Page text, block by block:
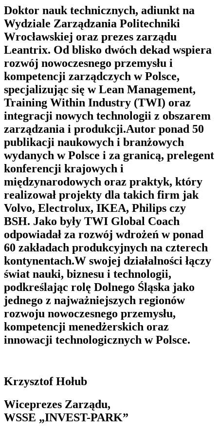
Doktor nauk technicznych, adiunkt na
Wydziale Zarządzania Politechniki
Wrocławskiej oraz prezes zarządu
Leantrix. Od blisko dwóch dekad wspiera
rozwój nowoczesnego przemysłu i
kompetencji zarządczych w Polsce,
specjalizując się w Lean Management,
Training Within Industry (TWI) oraz
integracji nowych technologii z obszarem
zarządzania i produkcji.Autor ponad 50
publikacji naukowych i branżowych
wydanych w Polsce i za granicą, prelegent
konferencji krajowych i
międzynarodowych oraz praktyk, który
realizował projekty dla takich firm jak
Volvo, Electrolux, IKEA, Philips czy
BSH. Jako były TWI Global Coach
odpowiadał za rozwój wdrożeń w ponad
60 zakładach produkcyjnych na czterech
kontynentach.W swojej działalności łączy
świat nauki, biznesu i technologii,
podkreślając rolę Dolnego Śląska jako
jednego z najważniejszych regionów
rozwoju nowoczesnego przemysłu,
kompetencji menedżerskich oraz
innowacji technologicznych w Polsce.
Krzysztof Hołub
Wiceprezes Zarządu,
WSSE „INVEST-PARK”